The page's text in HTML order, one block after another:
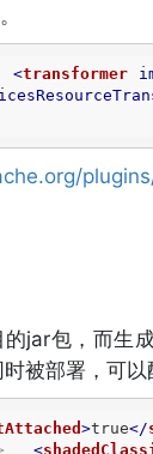
<transformer
jar包，而生
被部署，可以
>true</
<